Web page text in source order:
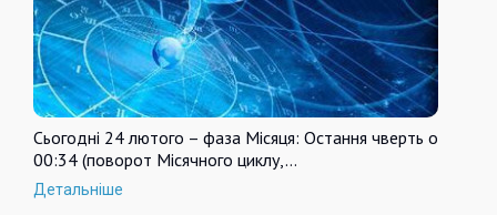
Сьогодні 24 лютого – фаза Місяця: Остання чверть о
00:34 (поворот Місячного циклу,…
Детальніше